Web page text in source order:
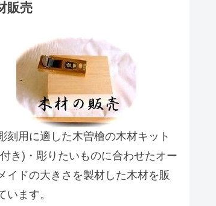
販売
刻用に適した木曽檜の木材キット
き)・彫りたいものに合わせたオー
イドの大きさを製材した木材を販
います。